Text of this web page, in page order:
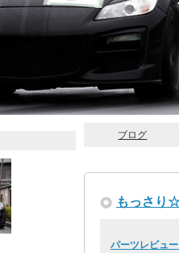
ブログ
もっさり
パーツレビュ